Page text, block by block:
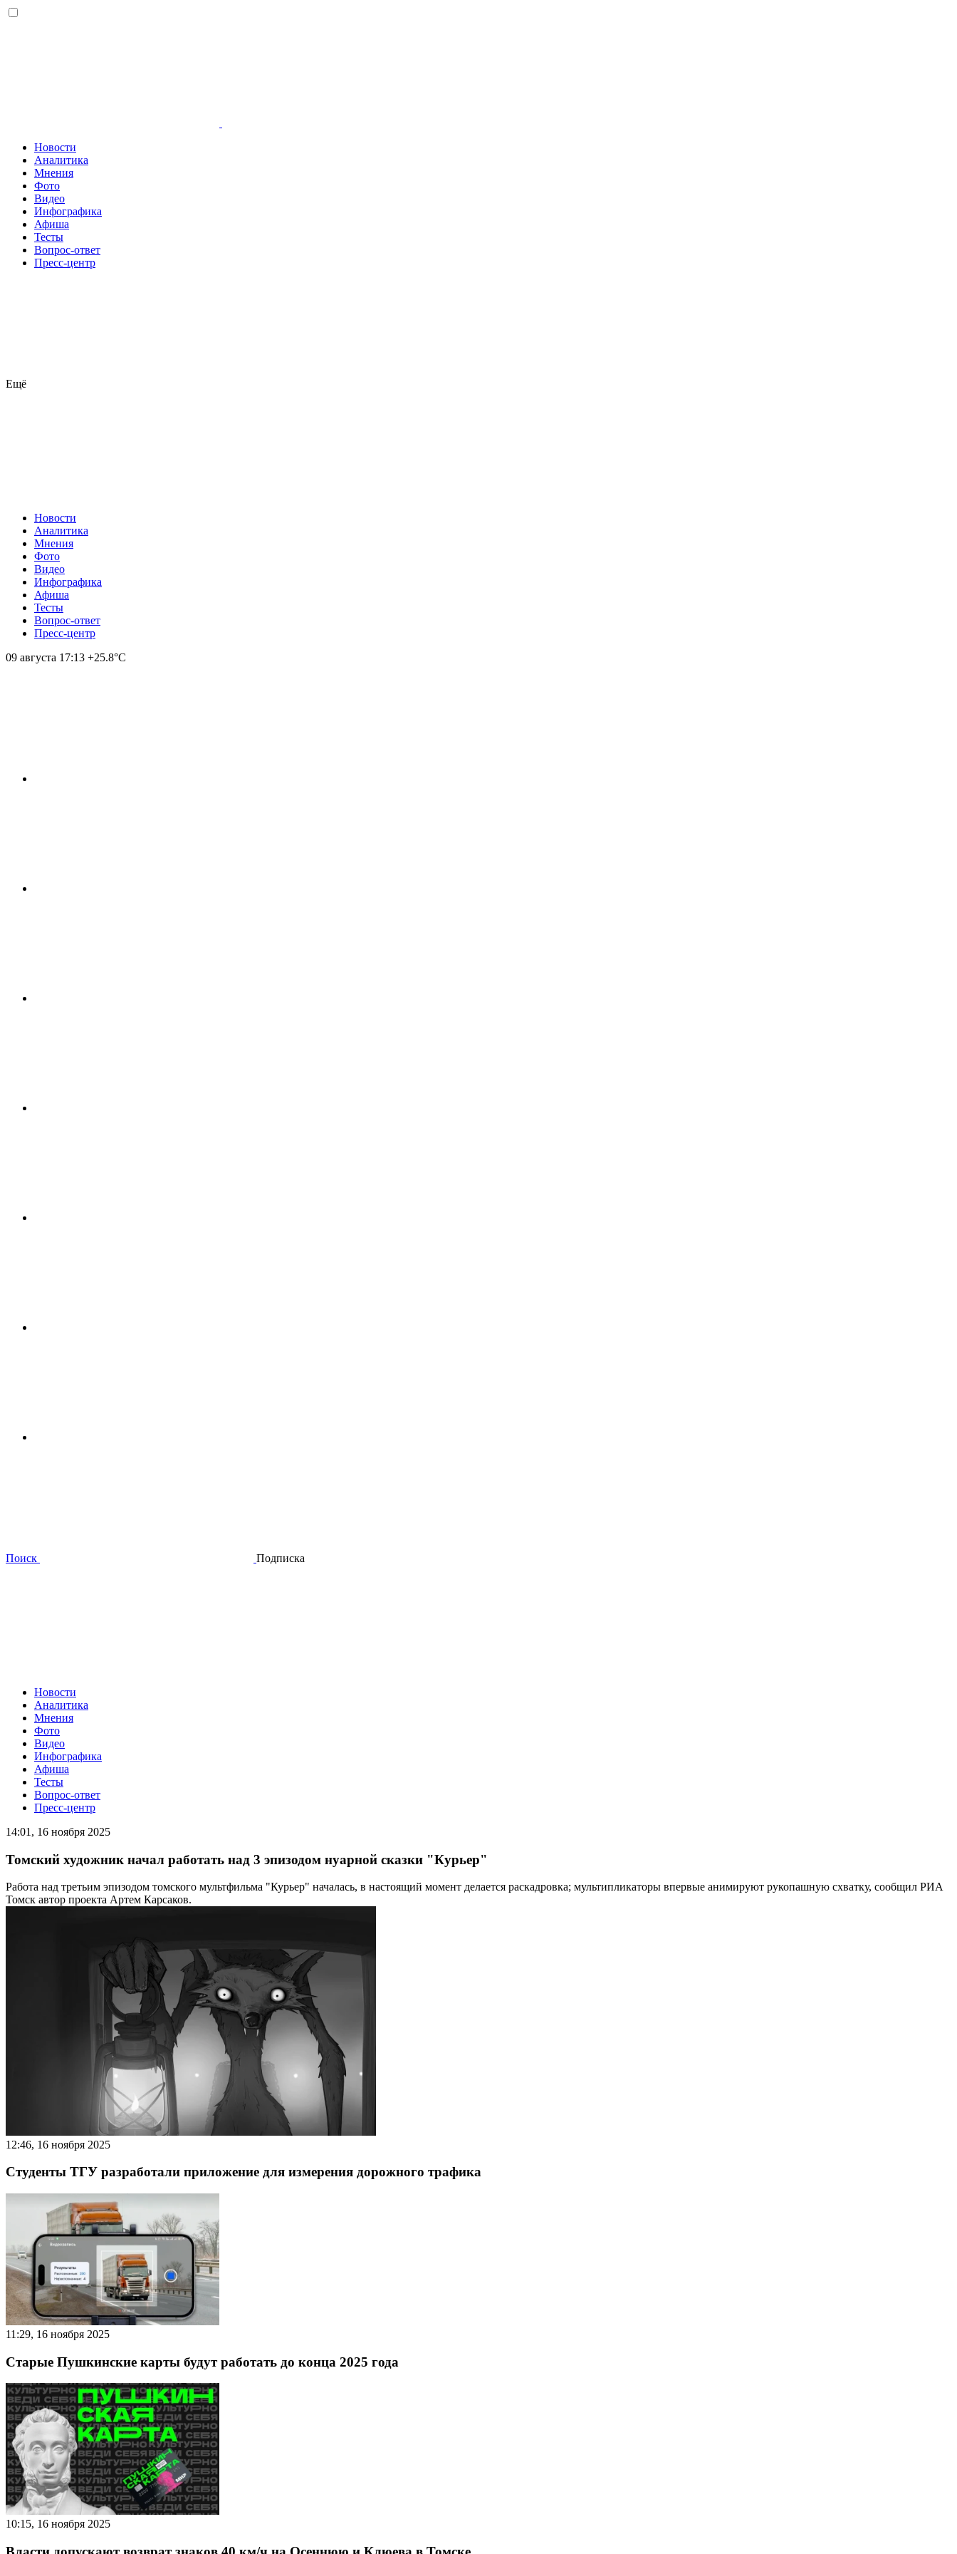
Новости
Аналитика
Мнения
Фото
Видео
Инфографика
Афиша
Тесты
Вопрос-ответ
Пресс-центр
Ещё
Новости
Аналитика
Мнения
Фото
Видео
Инфографика
Афиша
Тесты
Вопрос-ответ
Пресс-центр
09 августа 17:13 +25.8°С
Поиск Подписка
Новости
Аналитика
Мнения
Фото
Видео
Инфографика
Афиша
Тесты
Вопрос-ответ
Пресс-центр
14:01, 16 ноября 2025
Томский художник начал работать над 3 эпизодом нуарной сказки "Курьер"
Работа над третьим эпизодом томского мультфильма "Курьер" началась, в настоящий момент делается раскадровка; мультипликаторы впервые анимируют рукопашную схватку, сообщил РИА
Томск автор проекта Артем Карсаков.
12:46, 16 ноября 2025
Студенты ТГУ разработали приложение для измерения дорожного трафика
11:29, 16 ноября 2025
Старые Пушкинские карты будут работать до конца 2025 года
10:15, 16 ноября 2025